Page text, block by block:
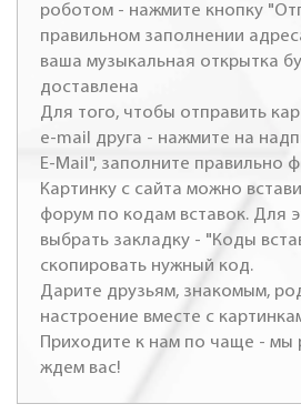
роботом - нажмите кнопку
правильном заполнении
ваша музыкальная открытка
доставлена
Для того, чтобы отправить
e-mail друга - нажмите на
E-Mail", заполните правильно
Картинку с сайта можно
форум по кодам вставок. Для
выбрать закладку - "Коды
скопировать нужный код.
Дарите друзьям, знакомым,
настроение вместе с
Приходите к нам по чаще - мы
ждем вас!